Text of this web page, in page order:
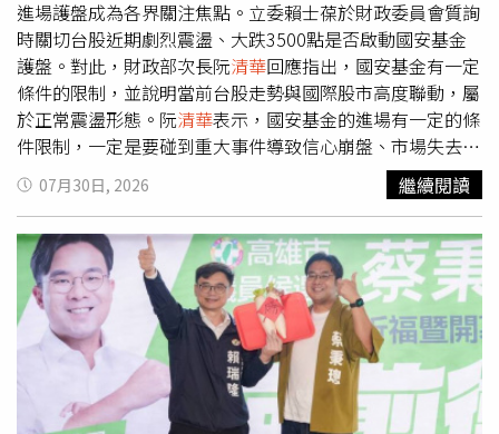
進場護盤成為各界關注焦點。立委賴士葆於財政委員會質詢
時關切台股近期劇烈震盪、大跌3500點是否啟動國安基金
護盤。對此，財政部次長阮清華回應指出，國安基金有一定
條件的限制，並說明當前台股走勢與國際股市高度聯動，屬
於正常震盪形態。阮清華表示，國安基金的進場有一定的條
件限制，一定是要碰到重大事件導致信心崩盤、市場失去功
能的特殊狀況才會進場。最近三次進場，都是一些特殊狀
況，像是新冠疫情（COVID-19）、俄烏戰爭升息或美台關
稅等特殊狀況。阮清華續指，通常對市場是不會進入干預
的，也就是有漲有跌，最近受到國際局勢影響，加上台灣股
市跟國際股市有高度連動，最近因國際股市不好，造成台灣
股市受影響，不過有漲有跌是正常情況，「今天股市又回歸
上漲。昨天跌，今天又漲，所以最近的狀況就是一個震盪的
形態」。阮
清華強調，國安基金的立場很簡單，就是密切關
注國內外的政經情勢，如果有一些失序的狀況，會做適度的
處理。
07月30日, 2026 繼續閱讀